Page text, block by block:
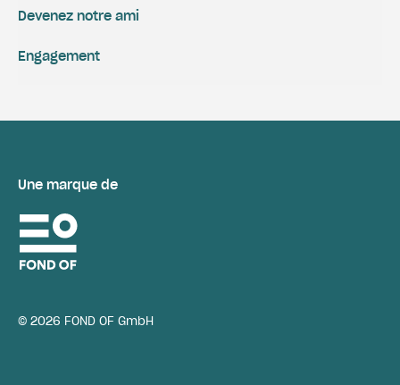
Engagement
Devenez notre ami
Une marque de
© 2026 FOND OF GmbH